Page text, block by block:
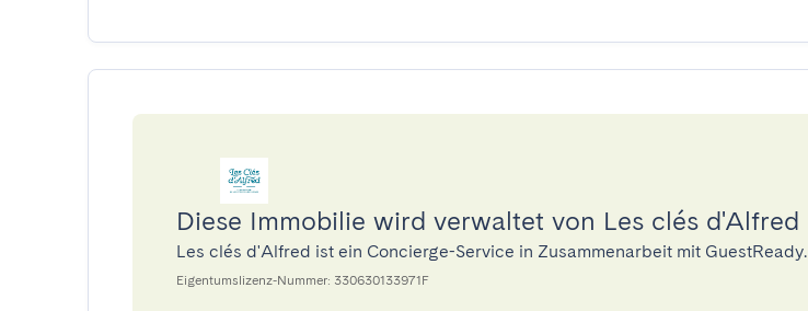
Diese Immobilie wird verwaltet von Les clés d'Alfred
Les clés d'Alfred ist ein Concierge-Service in Zusammenarbeit mit GuestReady.
Eigentumslizenz-Nummer: 330630133971F